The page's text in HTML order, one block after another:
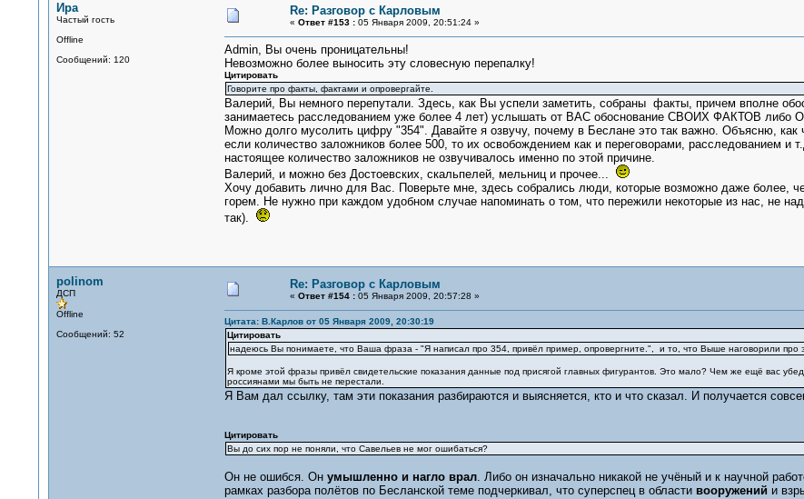
Ира
Частый гость
Offline
Сообщений: 120
Re: Разговор с Карловым
« Ответ #153 :05 Января 2009, 20:51:24 »
Admin, Вы очень проницательны!
Невозможно более выносить эту словесную перепалку!
Цитировать
Говорите про факты, фактами и опровергайте.
Валерий, Вы немного перепутали. Здесь, как Вы успели заметить, собраны факты, причем вполне
занимаетесь расследованием уже более 4 лет) услышать от ВАС обоснование СВОИХ ФАКТОВ
Можно долго мусолить цифру "354". Давайте я озвучу, почему в Беслане это так важно. Объясню,
если количество заложников более 500, то их освобождением как и переговорами, расследованием и
настоящее количество заложников не озвучивалось именно по этой причине.
Валерий, и можно без Достоевских, скальпелей, мельниц и прочее...
Хочу добавить лично для Вас. Поверьте мне, здесь собрались люди, которые возможно даже более,
горем. Не нужно при каждом удобном случае напоминать о том, что пережили некоторые из нас, не
так).
polinom
ДСП
Offline
Сообщений: 52
Re: Разговор с Карловым
« Ответ #154 :05 Января 2009, 20:57:28 »
Цитата: В.Карлов от 05 Января 2009, 20:30:19
Цитировать
надеюсь Вы понимаете, что Ваша фраза - "Я написал про 354, привёл пример, опровергните.", и то, что Выше наговорили про
Я кроме этой фразы привёл свидетельские показания данные под присягой главных фигурантов. Это мало? Чем же ещё вас
россиянами мы быть не перестали.
Я Вам дал ссылку, там эти показания разбираются и выясняется, кто и что сказал. И получается
Цитировать
Вы до сих пор не поняли, что Савельев не мог ошибаться?
Он не ошибся. Онумышленно и нагло врал. Либо он изначально никакой не учёный и к научной
рамках разбора полётов по Бесланской теме подчеркивал, что суперспец в области вооружений и